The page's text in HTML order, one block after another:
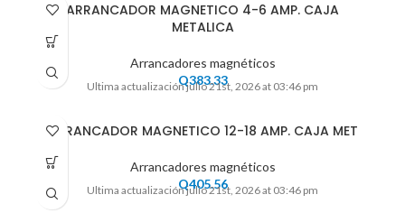
ARRANCADOR MAGNETICO 4-6 AMP. CAJA
METALICA
Arrancadores magnéticos
Q383.33
Ultima actualización julio 21st, 2026 at 03:46 pm
ARRANCADOR MAGNETICO 12-18 AMP. CAJA MET
Arrancadores magnéticos
Q405.56
Ultima actualización julio 21st, 2026 at 03:46 pm